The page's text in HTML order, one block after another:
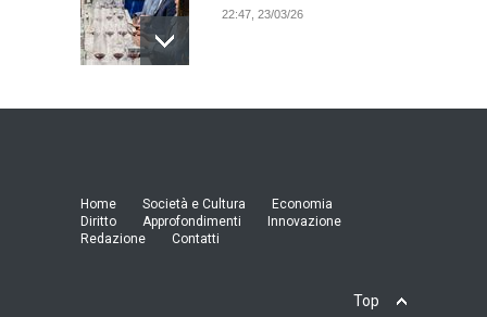
22:47, 23/03/26
Model Expo Italy 2025 a
21:25, 04/03/26
Verona Domani, aumenta il
Home Società e Cultura
Economia
Diritto
Approfondimenti
Innovazione
Redazione
Contatti
Top